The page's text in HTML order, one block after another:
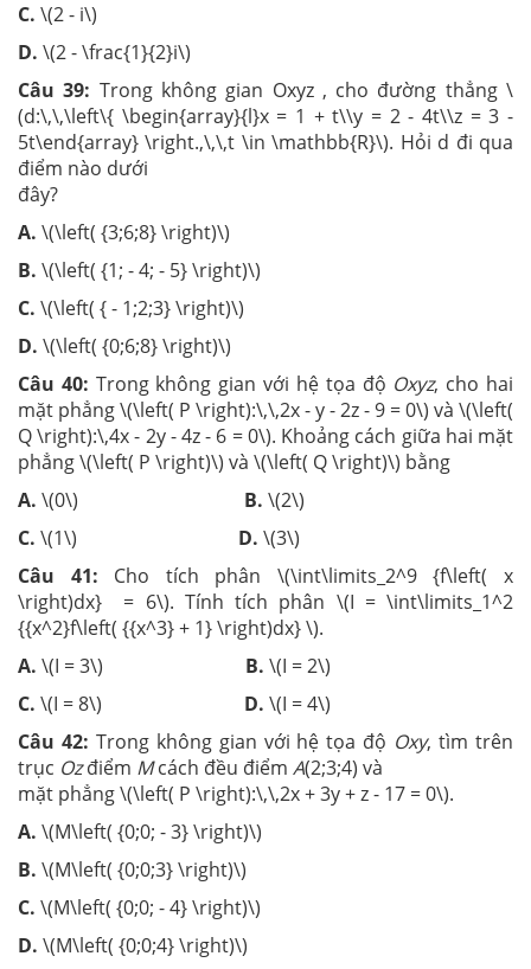
C. \(2 - i\)
D. \(2 - \frac{1}{2}i\)
Câu 39: Trong không gian Oxyz , cho đường thẳng \
(d:\,\,\left\{ \begin{array}{l}x = 1 + t\\y = 2 - 4t\\z = 3 -
5t\end{array} \right.,\,\,t \in \mathbb{R}\). Hỏi d đi qua
điểm nào dưới
đây?
A. \(\left( {3;6;8} \right)\)
B. \(\left( {1; - 4; - 5} \right)\)
C. \(\left( { - 1;2;3} \right)\)
D. \(\left( {0;6;8} \right)\)
Câu 40: Trong không gian với hệ tọa độ Oxyz, cho hai
mặt phẳng \(\left( P \right):\,\,2x - y - 2z - 9 = 0\) và \(\left(
Q \right):\,4x - 2y - 4z - 6 = 0\). Khoảng cách giữa hai mặt
phẳng \(\left( P \right)\) và \(\left( Q \right)\) bằng
A. \(0\) B. \(2\)
C. \(1\) D. \(3\)
Câu 41: Cho tích phân \(\int\limits_2^9 {f\left( x
\right)dx} = 6\). Tính tích phân \(I = \int\limits_1^2
{{x^2}f\left( {{x^3} + 1} \right)dx} \).
A. \(I = 3\) B. \(I = 2\)
C. \(I = 8\) D. \(I = 4\)
Câu 42: Trong không gian với hệ tọa độ Oxy, tìm trên
trục Ozđiểm Mcách đều điểm A(2;3;4) và
mặt phẳng \(\left( P \right):\,\,2x + 3y + z - 17 = 0\).
A. \(M\left( {0;0; - 3} \right)\)
B. \(M\left( {0;0;3} \right)\)
C. \(M\left( {0;0; - 4} \right)\)
D. \(M\left( {0;0;4} \right)\)